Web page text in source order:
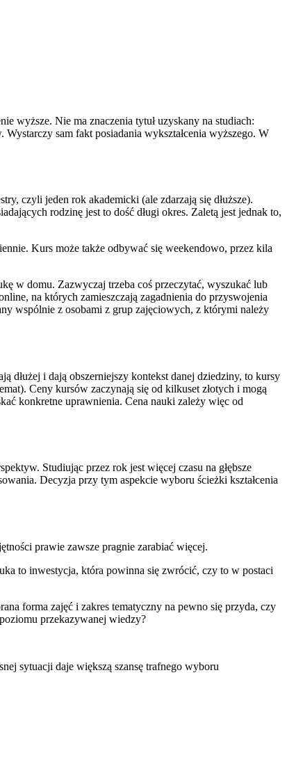
wyższe. Nie ma znaczenia tytuł uzyskany na studiach:
sam fakt posiadania wykształcenia wyższego. W
czyli jeden rok akademicki (ale zdarzają się dłuższe).
rodzinę jest to dość długi okres. Zaletą jest jednak to,
Kurs może także odbywać się weekendowo, przez kila
w domu. Zazwyczaj trzeba coś przeczytać, wyszukać lub
na których zamieszczają zagadnienia do przyswojenia
wspólnie z osobami z grup zajęciowych, z którymi należy
dłużej i dają obszerniejszy kontekst danej dziedziny, to kursy
Ceny kursów zaczynają się od kilkuset złotych i mogą
konkretne uprawnienia. Cena nauki zależy więc od
Studiując przez rok jest więcej czasu na głębsze
Decyzja przy tym aspekcie wyboru ścieżki kształcenia
prawie zawsze pragnie zarabiać więcej.
to inwestycja, która powinna się zwrócić, czy to w postaci
forma zajęć i zakres tematyczny na pewno się przyda, czy
przekazywanej wiedzy?
sytuacji daje większą szansę trafnego wyboru